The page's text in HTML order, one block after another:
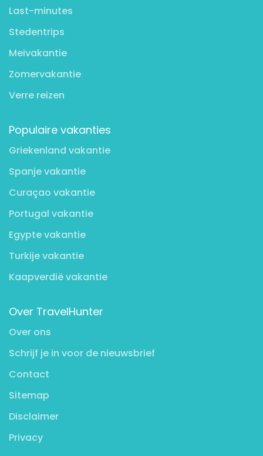
Last-minutes
Stedentrips
Meivakantie
Zomervakantie
Verre reizen
Populaire vakanties
Griekenland vakantie
Spanje vakantie
Curaçao vakantie
Portugal vakantie
Egypte vakantie
Turkije vakantie
Kaapverdië vakantie
Over TravelHunter
Over ons
Schrijf je in voor de nieuwsbrief
Contact
Sitemap
Disclaimer
Privacy